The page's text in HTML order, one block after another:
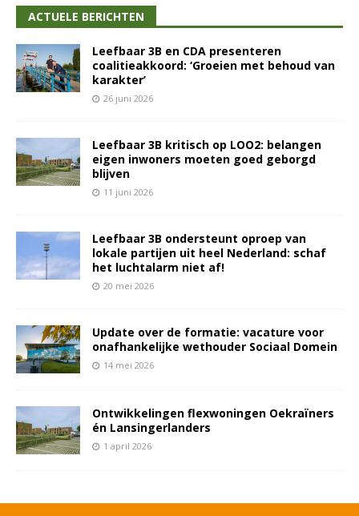
ACTUELE BERICHTEN
Leefbaar 3B en CDA presenteren
coalitieakkoord: ‘Groeien met behoud van
karakter’
26 juni 2026
Leefbaar 3B kritisch op LOO2: belangen
eigen inwoners moeten goed geborgd
blijven
11 juni 2026
Leefbaar 3B ondersteunt oproep van
lokale partijen uit heel Nederland: schaf
het luchtalarm niet af!
20 mei 2026
Update over de formatie: vacature voor
onafhankelijke wethouder Sociaal Domein
14 mei 2026
Ontwikkelingen flexwoningen Oekraïners
én Lansingerlanders
1 april 2026